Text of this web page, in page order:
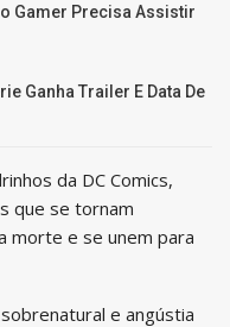
Gamer Precisa Assistir
Ganha Trailer E Data De
da DC Comics,
que se tornam
morte e se unem para
e angústia